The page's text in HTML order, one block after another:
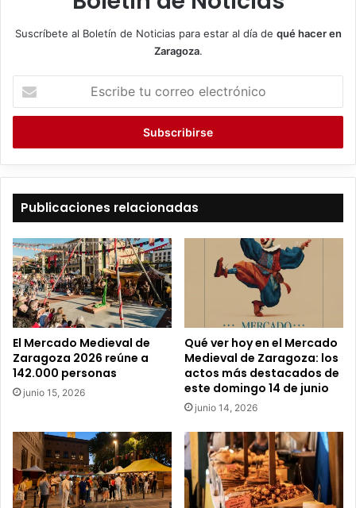
Suscríbete al Boletín de Noticias para estar al día de qué hacer en
Zaragoza.
c
i
b
o
r
r
e
o
l
e
t
ó
i
c
o
Publicaciones relacionadas
El Mercado Medieval de
Zaragoza 2026 reúne a
142.000 personas
junio 15, 2026
Qué ver hoy en el Mercado
Medieval de Zaragoza: los
actos más destacados de
este domingo 14 de junio
junio 14, 2026